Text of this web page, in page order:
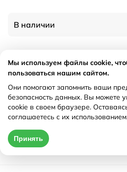
В наличии
Характеристики
Рецепт
Не
Мы используем файлы cookie,
пользоваться нашим сайтом.
Они помогают запомнить ваши
безопасность данных. Вы можете
cookie в своем браузере.
соглашаетесь с их
Принять